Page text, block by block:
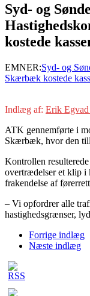
Syd- og
kostede
EMNER:Syd- og
Skærbæk kostede
Indlæg af: Erik Egvad
ATK gennemførte i
Skærbæk, hvor den
Kontrollen
overtrædelser et klip i
frakendelse af
– Vi opfordrer alle
hastighedsgrænser,
Forrige indlæg
Næste indlæg